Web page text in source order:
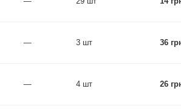
— 3 шт 36
— 4 шт 26